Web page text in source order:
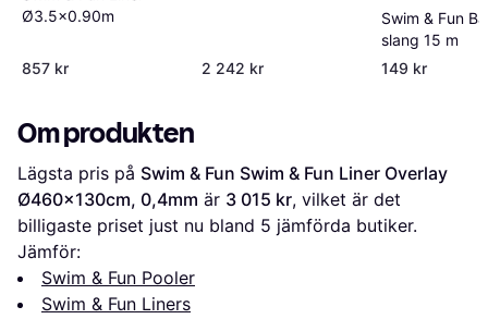
Ø3.5x0.90m
857 kr 2 242 kr
Swim & Fun
slang 15 m
149 kr
Om produkten
Lägsta pris på Swim & Fun Swim & Fun Liner Overlay
Ø460x130cm, 0,4mm är 3 015 kr, vilket är det
billigaste priset just nu bland 5 jämförda butiker.
Jämför:
Swim & Fun Pooler
Swim & Fun Liners